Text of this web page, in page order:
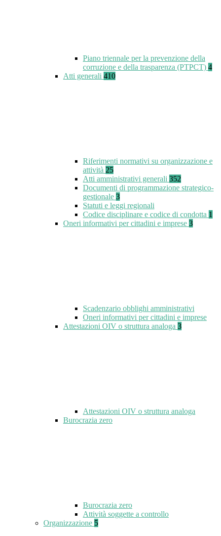
Piano triennale per la prevenzione della
corruzione e della trasparenza (PTPCT) 4
Atti generali 410
Riferimenti normativi su organizzazione e
attività 25
Atti amministrativi generali 352
Documenti di programmazione strategico-
gestionale 3
Statuti e leggi regionali
Codice disciplinare e codice di condotta 1
Oneri informativi per cittadini e imprese 3
Scadenzario obblighi amministrativi
Oneri informativi per cittadini e imprese
Attestazioni OIV o struttura analoga 3
Attestazioni OIV o struttura analoga
Burocrazia zero
Burocrazia zero
Attività soggette a controllo
Organizzazione 5